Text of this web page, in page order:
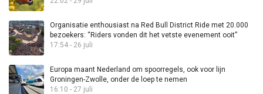
Organisatie enthousiast na Red Bull District Ride met 20.000
bezoekers: “Riders vonden dit het vetste evenement ooit”
17:54 - 26 juli
Europa maant Nederland om spoorregels, ook voor lijn
Groningen-Zwolle, onder de loep te nemen
16:10 - 27 juli